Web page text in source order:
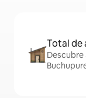
Total de
Descubre